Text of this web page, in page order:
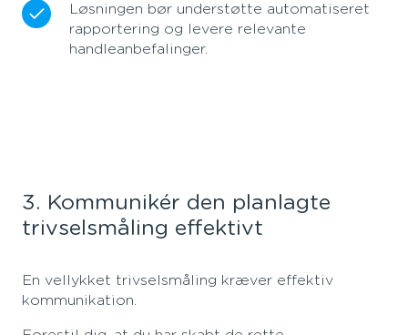
Løsningen bør understøtte automatiseret
rapportering og levere relevante
handleanbefalinger.
3. Kommunikér den planlagte
trivselsmåling effektivt
En vellykket trivselsmåling kræver effektiv
kommunikation.